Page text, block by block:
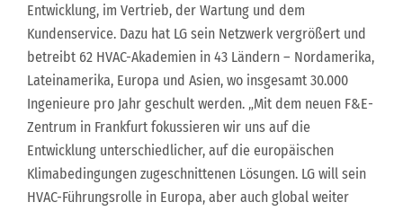
Entwicklung, im Vertrieb, der Wartung und dem
Kundenservice. Dazu hat LG sein Netzwerk vergrößert und
betreibt 62 HVAC-Akademien in 43 Ländern – Nordamerika,
Lateinamerika, Europa und Asien, wo insgesamt 30.000
Ingenieure pro Jahr geschult werden. „Mit dem neuen F&E-
Zentrum in Frankfurt fokussieren wir uns auf die
Entwicklung unterschiedlicher, auf die europäischen
Klimabedingungen zugeschnittenen Lösungen. LG will sein
HVAC-Führungsrolle in Europa, aber auch global weiter